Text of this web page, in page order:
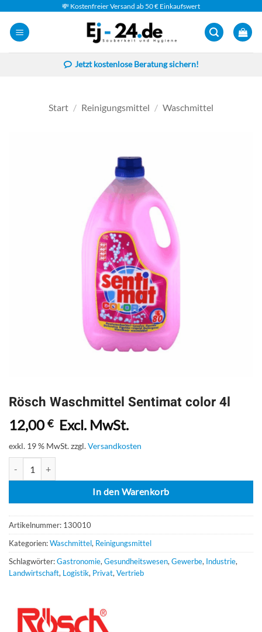
Inhalt
springen
💸 Kostenfreier Versand ab 50 € Einkaufswert
Jetzt kostenlose Beratung sichern!
Start / Reinigungsmittel / Waschmittel
Rösch Waschmittel Sentimat color 4l
12,00€ Excl. MwSt.
exkl. 19 % MwSt.zzgl.Versandkosten
In den Warenkorb
Artikelnummer: 130010
Kategorien:Waschmittel, Reinigungsmittel
Schlagwörter:Gastronomie, Gesundheitswesen, Gewerbe, Industrie,
Landwirtschaft, Logistik, Privat, Vertrieb